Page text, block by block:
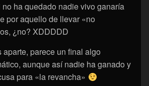
no ha quedado nadie vivo ganaría
por aquello de llevar «no
¿no? XDDDDD
aparte, parece un final algo
aunque así nadie ha ganado y
para «la revancha»